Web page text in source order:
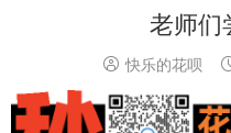
老师们
 快乐的花呗